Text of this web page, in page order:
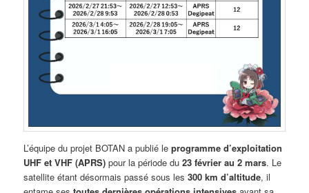
L’équipe du projet BOTAN a publié leprogramme d’exploitation
UHF et VHF (APRS) pour la période du23 février au 2 mars. Le
satellite étant désormais passé sous les300 km d’altitude, il